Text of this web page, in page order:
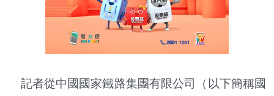
記者從中國國家鐵路集團有限公司（以下簡稱國